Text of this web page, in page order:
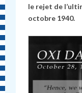
le rejet de
octobre 1940.